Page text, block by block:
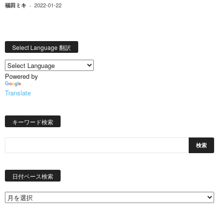
福田ミキ - 2022-01-22
Select Language 翻訳
Powered by
Translate
キーワード検索
日付ベース検索